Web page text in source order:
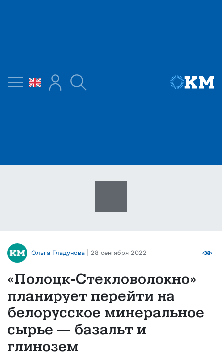
Ольга Гладунова | 28 сентября 2022
«Полоцк-Стекловолокно»
планирует перейти на
белорусское минеральное
сырье — базальт и
глинозем